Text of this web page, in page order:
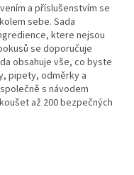
a příslušenstvím se
sebe. Sada
ktere nejsou
se doporučuje
obsahuje vše, co byste
pipety, odměrky a
s návodem
až 200 bezpečných